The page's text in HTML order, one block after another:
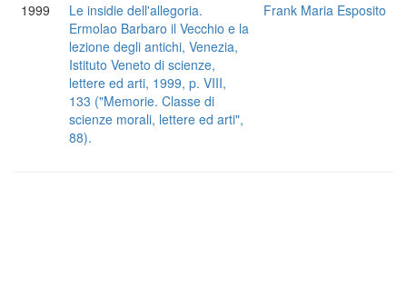
1999
Le insidie dell'allegoria.
Ermolao Barbaro il Vecchio e la
lezione degli antichi, Venezia,
Istituto Veneto di scienze,
lettere ed arti, 1999, p. VIII,
133 ("Memorie. Classe di
scienze morali, lettere ed arti",
88).
Frank Maria Esposito